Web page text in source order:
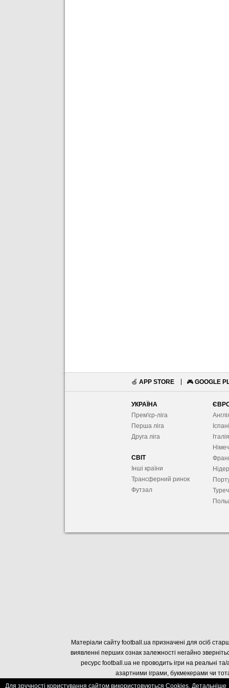
🍏 APP STORE 🎮 GOOGLE
УКРАЇНА
Прем'єр-ліга
Перша ліга
Друга ліга
СВІТ
Інші країни
Трансферний ринок
Футзал
Італія
Матеріали сайту football.ua призначені для осіб
виявленні перших ознак залежності негайно
ресурс football.ua не проводить ігри на реальні та/
азартними іграми, букмекерами чи
Для зручності користування сайтом використовуються Cookies. Детальніше